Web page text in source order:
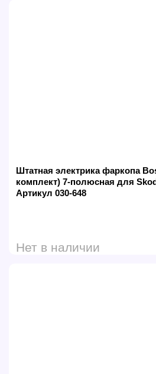
Штатная электрика фаркопа
комплект) 7-полюсная для
Артикул 030-648
Нет в наличии